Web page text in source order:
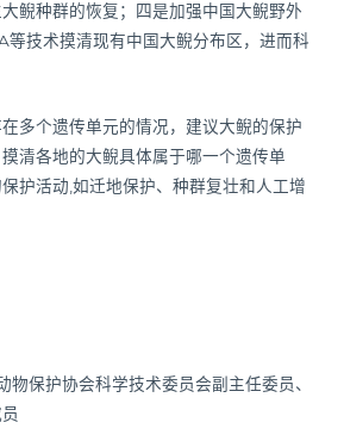
鲵种群的恢复；四是加强中国大鲵野外
技术摸清现有中国大鲵分布区，进而科
个遗传单元的情况，建议大鲵的保护
清各地的大鲵具体属于哪一个遗传单
护活动,如迁地保护、种群复壮和人工增
保护协会科学技术委员会副主任委员、